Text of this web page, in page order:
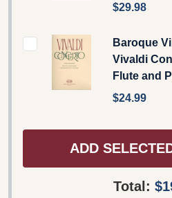
$29.98
Baroque
Vivaldi
Flute and
$24.99
ADD
Total: